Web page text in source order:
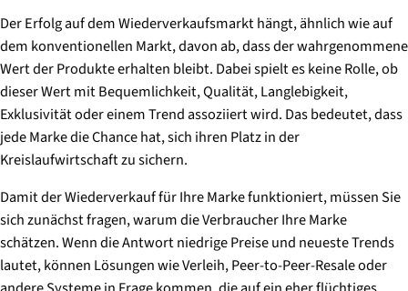
Der Erfolg auf dem Wiederverkaufsmarkt hängt, ähnlich wie auf
dem konventionellen Markt, davon ab, dass der wahrgenommene
Wert der Produkte erhalten bleibt. Dabei spielt es keine Rolle, ob
dieser Wert mit Bequemlichkeit, Qualität, Langlebigkeit,
Exklusivität oder einem Trend assoziiert wird. Das bedeutet, dass
jede Marke die Chance hat, sich ihren Platz in der
Kreislaufwirtschaft zu sichern.
Damit der Wiederverkauf für Ihre Marke funktioniert, müssen Sie
sich zunächst fragen, warum die Verbraucher Ihre Marke
schätzen. Wenn die Antwort niedrige Preise und neueste Trends
lautet, können Lösungen wie Verleih, Peer-to-Peer-Resale oder